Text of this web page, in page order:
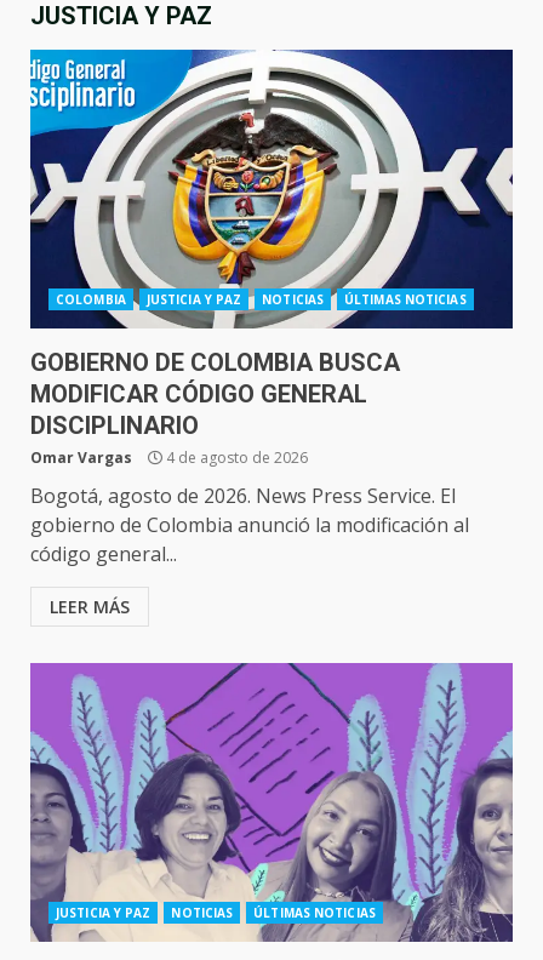
JUSTICIA Y PAZ
COLOMBIA JUSTICIA Y PAZ NOTICIAS ÚLTIMAS NOTICIAS
GOBIERNO DE COLOMBIA BUSCA
MODIFICAR CÓDIGO GENERAL
DISCIPLINARIO
Omar Vargas 4 de agosto de 2026
Bogotá, agosto de 2026. News Press Service. El
gobierno de Colombia anunció la modificación al
código general...
LEER MÁS
JUSTICIA Y PAZ NOTICIAS ÚLTIMAS NOTICIAS